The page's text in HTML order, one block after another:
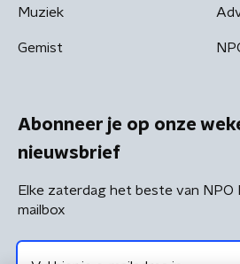
Muziek
Gemist
Abonneer je op onze
nieuwsbrief
Elke zaterdag het beste van NPO
mailbox